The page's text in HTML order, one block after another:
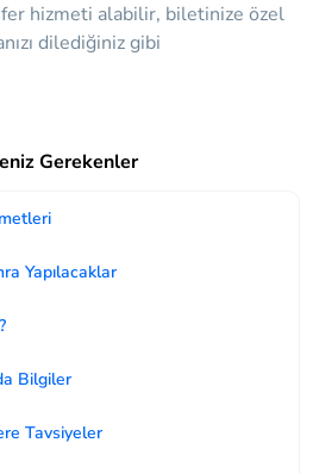
hizmeti alabilir, biletinize özel
dilediğiniz gibi
Gerekenler
Yapılacaklar
Bilgiler
Tavsiyeler